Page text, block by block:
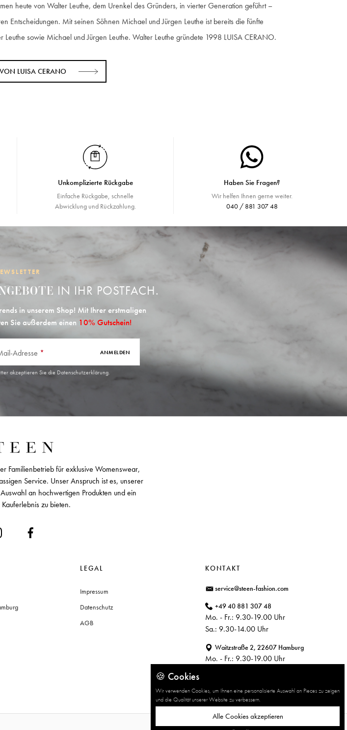
heute von Walter Leuthe, dem Urenkel des Gründers, in vierter Generation geführt –
Entscheidungen. Mit seinen Söhnen Michael und Jürgen Leuthe ist bereits die fünfte
sowie Michael und Jürgen Leuthe. Walter Leuthe gründete 1998 LUISA CERANO.
LUISA CERANO
Unkomplizierte Rückgabe
Einfache Rückgabe, schnelle
Abwicklung und Rückzahlung.
Haben Sie Fragen?
Wir helfen Ihnen gerne weiter.
040 / 881 307 48
IN IHR POSTFACH.
in unserem Shop! Mit Ihrer erstmaligen
Sie außerdem einen 10% Gutschein!
Adresse * ANMELDEN
akzeptieren Sie die Datenschutzerklärung.
Familienbetrieb für exklusive Womenswear,
Service. Unser Anspruch ist es, unserer
an hochwertigen Produkten und ein
zu bieten.
LEGAL
Impressum
Datenschutz
AGB
KONTAKT
service@steen-fashion.com
+49 40 881 307 48
Mo. - Fr.: 9.30-19.00 Uhr
Sa.: 9.30-14.00 Uhr
Waitzstraße 2, 22607 Hamburg
Mo. - Fr.: 9.30-19.00 Uhr
🍪 Cookies
Wir verwenden Cookies, um Ihnen eine personalisierte Auswahl an Pieces zu zeigen
und die Qualität unserer Website zu verbessern.
Alle Cookies akzeptieren